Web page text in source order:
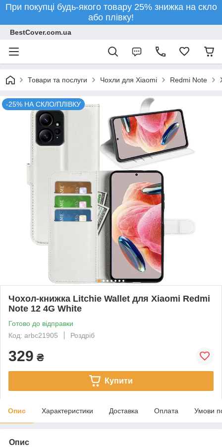
При покупці будь-якого товару 25% знижка на скло
або плівку!
BestCover.com.ua
Товари та послуги Чохли для Xiaomi Redmi Note
-25% НА СКЛО/ПЛІВКУ
Чохол-книжка Litchie Wallet для Xiaomi Redmi
Note 12 4G White
Готово до відправки
Код: arbc21905
Роздріб
329 ₴
Купити
Опис Характеристики Доставка Оплата Умови
Опис